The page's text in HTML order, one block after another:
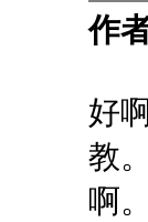
作
好
教
啊。